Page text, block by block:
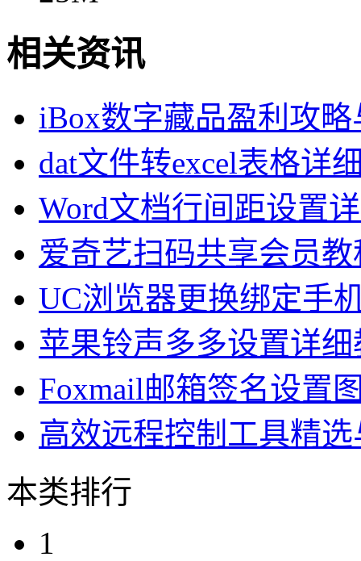
相关资讯
iBox数字藏品盈利攻
dat文件转excel表格详
Word文档行间距设置
爱奇艺扫码共享会员教
UC浏览器更换绑定手
苹果铃声多多设置详细
Foxmail邮箱签名设置
高效远程控制工具精
本类排行
1